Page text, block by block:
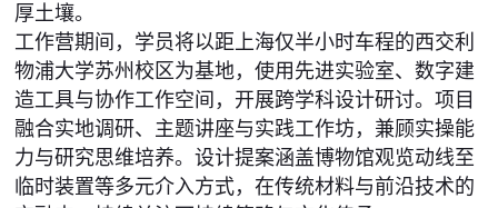
厚土壤。
工作营期间，学员将以距上海仅半小时车程的西交利
物浦大学苏州校区为基地，使用先进实验室、数字建
造工具与协作工作空间，开展跨学科设计研讨。项目
融合实地调研、主题讲座与实践工作坊，兼顾实操能
力与研究思维培养。设计提案涵盖博物馆观览动线至
临时装置等多元介入方式，在传统材料与前沿技术的